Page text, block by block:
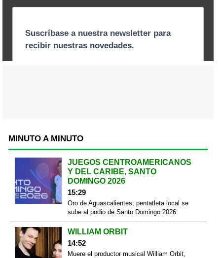
MINUTO A MINUTO
JUEGOS CENTROAMERICANOS
Y DEL CARIBE, SANTO
DOMINGO 2026
15:29
Oro de Aguascalientes; pentatleta local se
sube al podio de Santo Domingo 2026
WILLIAM ORBIT
14:52
Muere el productor musical William Orbit,